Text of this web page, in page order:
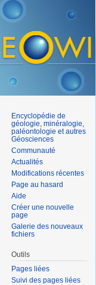
Encyclopédie de
géologie, minéralogie,
paléontologie et autres
Géosciences
Communauté
Actualités
Modifications récentes
Page au hasard
Aide
Créer une nouvelle
page
Galerie des nouveaux
fichiers
Outils
Pages liées
Suivi des pages liées